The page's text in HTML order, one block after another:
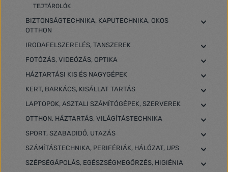
TEJTÁROLÓK
BIZTONSÁGTECHNIKA, KAPUTECHNIKA, OKOS
OTTHON
IRODAFELSZERELÉS, TANSZEREK
FOTÓZÁS, VIDEÓZÁS, OPTIKA
HÁZTARTÁSI KIS ÉS NAGYGÉPEK
KERT, BARKÁCS, KISÁLLAT TARTÁS
LAPTOPOK, ASZTALI SZÁMÍTÓGÉPEK, SZERVEREK
OTTHON, HÁZTARTÁS, VILÁGÍTÁSTECHNIKA
SPORT, SZABADIDŐ, UTAZÁS
SZÁMÍTÁSTECHNIKA, PERIFÉRIÁK, HÁLÓZAT, UPS
SZÉPSÉGÁPOLÁS, EGÉSZSÉGMEGŐRZÉS, HIGIÉNIA